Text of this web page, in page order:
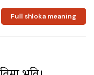
Full shloka meaning